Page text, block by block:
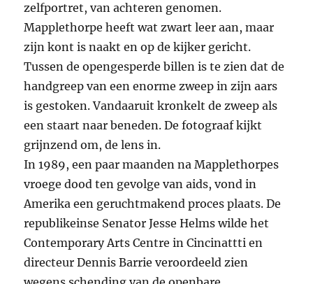
zelfportret, van achteren genomen.
Mapplethorpe heeft wat zwart leer aan, maar
zijn kont is naakt en op de kijker gericht.
Tussen de opengesperde billen is te zien dat de
handgreep van een enorme zweep in zijn aars
is gestoken. Vandaaruit kronkelt de zweep als
een staart naar beneden. De fotograaf kijkt
grijnzend om, de lens in.
In 1989, een paar maanden na Mapplethorpes
vroege dood ten gevolge van aids, vond in
Amerika een geruchtmakend proces plaats. De
republikeinse Senator Jesse Helms wilde het
Contemporary Arts Centre in Cincinattti en
directeur Dennis Barrie veroordeeld zien